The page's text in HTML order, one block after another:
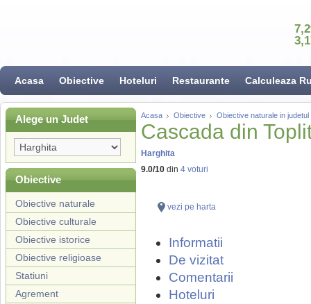
Acasa Obiective Hoteluri Restaurante Calculeaza
Alege un Judet
Obiective
Obiective naturale
Obiective culturale
Obiective istorice
Obiective religioase
Statiuni
Agrement
Acasa Obiective Obiective naturale in judetul
Cascada din
Harghita
9.0/10 din 4 voturi
vezi pe harta
Informatii
De vizitat
Comentarii
Hoteluri